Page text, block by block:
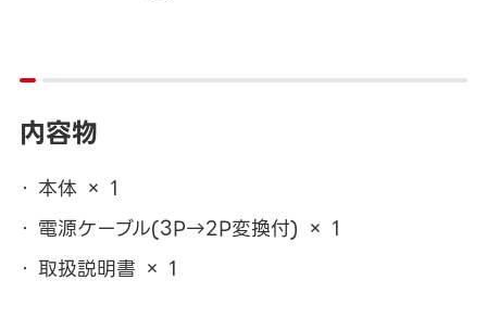
内容物
本体 × 1
電源ケーブル(3P→2P変換付) × 1
取扱説明書 × 1